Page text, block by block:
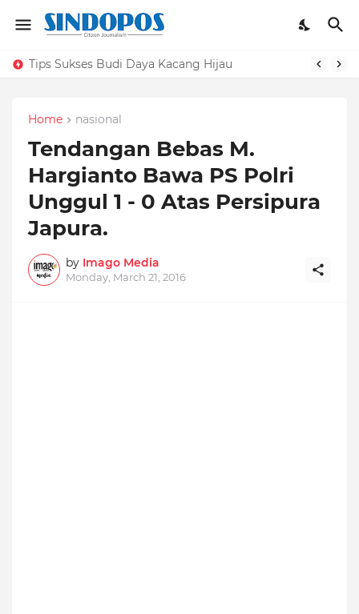
Tips Sukses Budi Daya Kacang Hijau
Home nasional
Tendangan Bebas M.
Hargianto Bawa PS Polri
Unggul 1 - 0 Atas Persipura
Japura.
by Imago Media
Monday, March 21, 2016